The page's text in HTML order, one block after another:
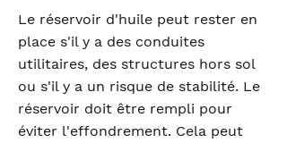
Le réservoir d'huile peut rester en
place s'il y a des conduites
utilitaires, des structures hors sol
ou s'il y a un risque de stabilité. Le
réservoir doit être rempli pour
éviter l'effondrement. Cela peut